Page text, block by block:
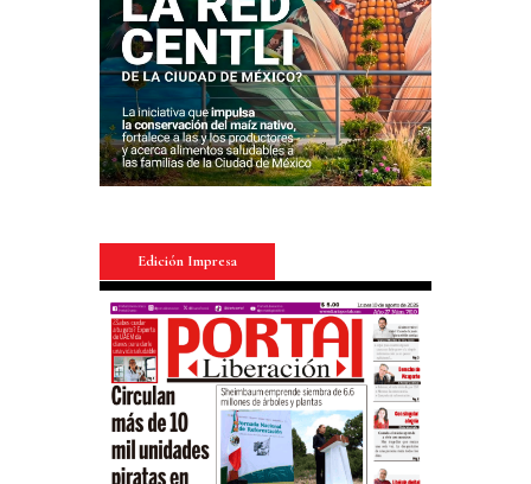
Edición Impresa